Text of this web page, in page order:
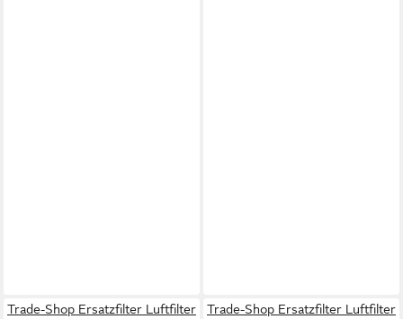
Trade-Shop Ersatzfilter Luftfilter Trade-Shop Ersatzfilter Luftfilter